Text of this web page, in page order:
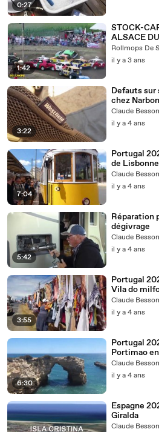
0:27
1:42
STOCK-
ALSACE
ROLLMOPS
Rollmops De
il y a 3 ans
3:22
Defauts
chez
Claude
il y a 4 ans
7:04
Portugal
de Lisbonne
Claude
il y a 4 ans
5:42
Réparation
dégivrage
Claude
il y a 4 ans
3:55
Portugal
Vila do
Claude
il y a 4 ans
6:30
Portugal
Portimao
Claude
il y a 4 ans
Espagne
Giralda
Claude